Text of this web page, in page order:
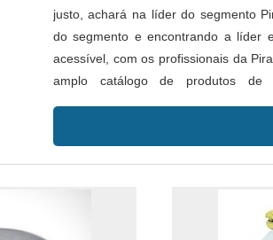
justo, achará na líder do segmento
do segmento e encontrando a líder
acessível, com os profissionais da
amplo catálogo de produtos de